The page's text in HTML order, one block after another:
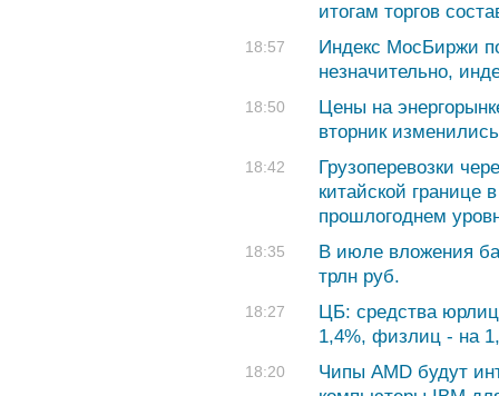
итогам торгов
18:57
Индекс МосБиржи
незначительно,
18:50
Цены на
вторник
18:42
Грузоперевозки
китайской границе
прошлогоднем
18:35
В июле вложения
трлн руб.
18:27
ЦБ: средства
1,4%, физлиц - на
18:20
Чипы AMD будут